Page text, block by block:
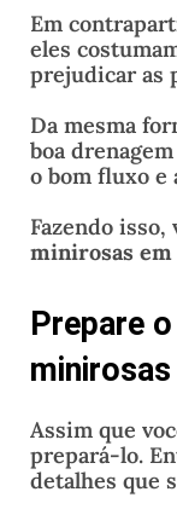
Em
eles
prejudicar as
Da mesma
boa
o bom fluxo e
Fazendo isso,
minirosas em
Prepare
Assim que
prepará-lo.
detalhes que